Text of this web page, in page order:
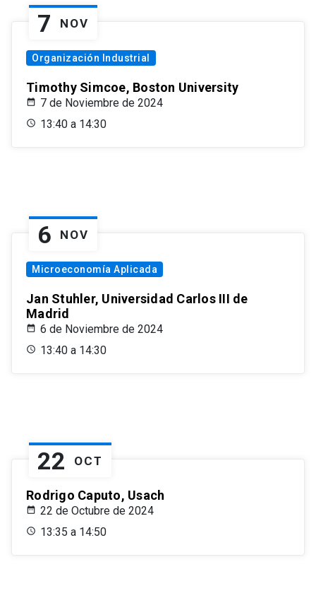
7 NOV
Organización Industrial
Timothy Simcoe, Boston University
7 de Noviembre de 2024
13:40 a 14:30
6 NOV
Microeconomía Aplicada
Jan Stuhler, Universidad Carlos III de
Madrid
6 de Noviembre de 2024
13:40 a 14:30
22 OCT
Rodrigo Caputo, Usach
22 de Octubre de 2024
13:35 a 14:50